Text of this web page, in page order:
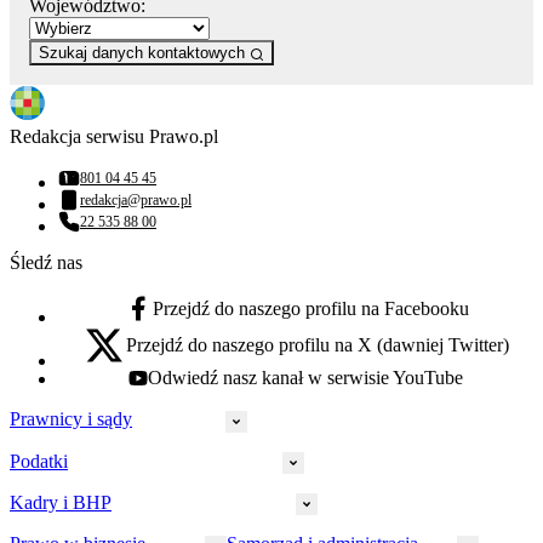
Województwo:
Szukaj danych kontaktowych
Redakcja serwisu Prawo.pl
Numer telefonu:
801 04 45 45
Adres email:
redakcja@prawo.pl
Numer telefonu:
22 535 88 00
Śledź nas
facebook - otwiera się w nowej karcie
Przejdź do naszego profilu na Facebooku
x - otwiera się w nowej karcie
Przejdź do naszego profilu na X (dawniej Twitter)
youtube - otwiera się w nowej karcie
Odwiedź nasz kanał w serwisie YouTube
Prawnicy i sądy
Prawnicy
Podatki
Kadry i BHP